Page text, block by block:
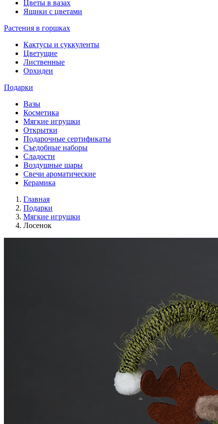
Цветы в вазах
Ящики с цветами
Растения в горшках
Кактусы и суккуленты
Цветущие
Лиственные
Орхидеи
Подарки
Вазы
Косметика
Мягкие игрушки
Открытки
Подарочные сертификаты
Съедобные наборы
Сладости
Воздушные шары
Свечи ароматические
Керамика
Главная
Подарки
Мягкие игрушки
Лосенок